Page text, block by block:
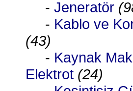
- Jeneratör
- Kablo ve
(43)
- Kaynak
Elektrot (24)